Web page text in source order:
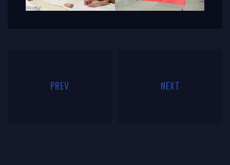
PREV NEXT